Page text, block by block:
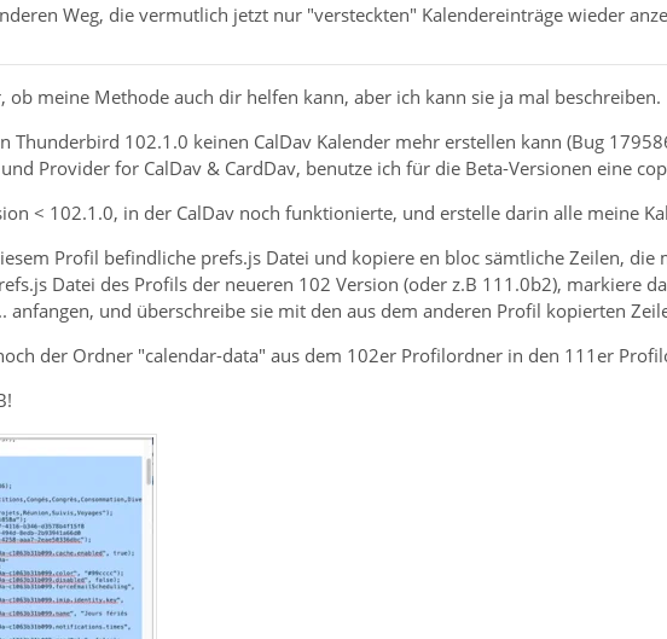
Weg, die vermutlich jetzt nur "versteckten" Kalendereinträge wieder
ob meine Methode auch dir helfen kann, aber ich kann sie ja mal beschreiben.
Thunderbird 102.1.0 keinen CalDav Kalender mehr erstellen kann (Bug
Provider for CalDav & CardDav, benutze ich für die Beta-Versionen eine
< 102.1.0, in der CalDav noch funktionierte, und erstelle darin alle meine
Profil befindliche prefs.js Datei und kopiere en bloc sämtliche Zeilen, die
Datei des Profils der neueren 102 Version (oder z.B 111.0b2), markiere
anfangen, und überschreibe sie mit den aus dem anderen Profil kopierten
der Ordner "calendar-data" aus dem 102er Profilordner in den 111er